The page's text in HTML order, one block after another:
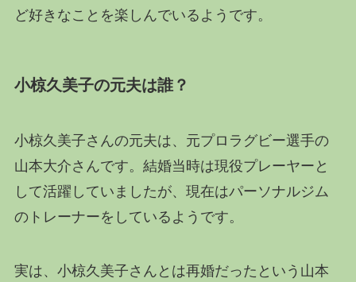
ど好きなことを楽しんでいるようです。
小椋久美子の元夫は誰？
小椋久美子さんの元夫は、元プロラグビー選手の
山本大介さんです。結婚当時は現役プレーヤーと
して活躍していましたが、現在はパーソナルジム
のトレーナーをしているようです。
実は、小椋久美子さんとは再婚だったという山本